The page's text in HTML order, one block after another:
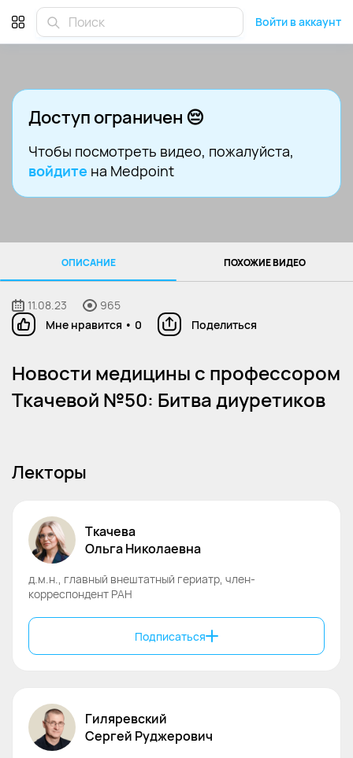
Войти в аккаунт
Доступ ограничен 😔
Чтобы посмотреть видео, пожалуйста,
войдите на Medpoint
ОПИСАНИЕ ПОХОЖИЕ ВИДЕО
11.08.23
965
Мне нравится • 0 Поделиться
Новости медицины с профессором
Ткачевой №50: Битва диуретиков
Лекторы
Ткачева
ОльгаНиколаевна
д.м.н., главный внештатный гериатр, член-
корреспондент РАН
Подписаться
Гиляревский
Сергей Руджерович